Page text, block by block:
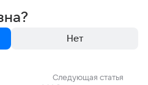
Нет
Следующая статья